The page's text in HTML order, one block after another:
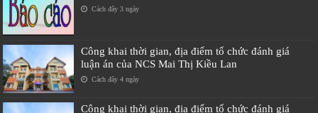
Cách đây 3 ngày
Công khai thời gian, địa điểm tổ chức đánh giá
luận án của NCS Mai Thị Kiều Lan
Cách đây 4 ngày
Công khai thời gian, địa điểm tổ chức đánh giá